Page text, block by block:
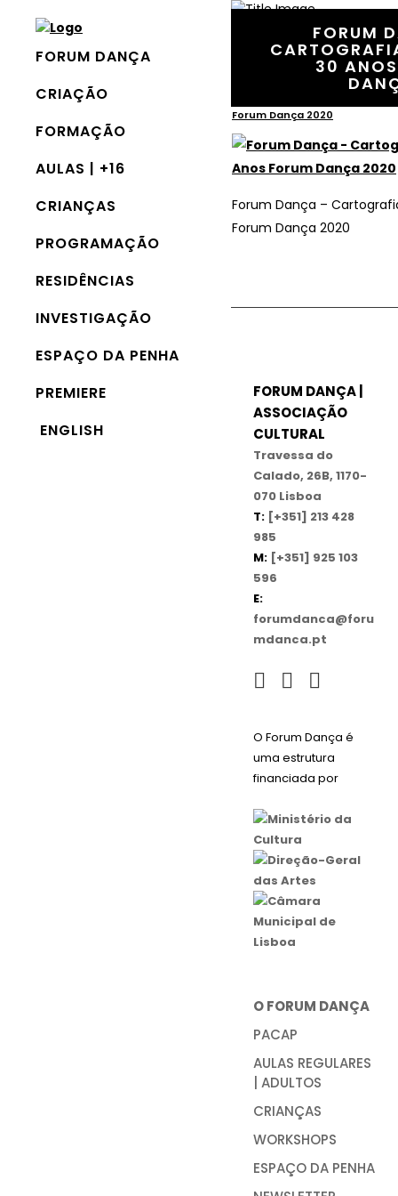
FORUM DANÇA
CRIAÇÃO
FORMAÇÃO
AULAS | +16
CRIANÇAS
PROGRAMAÇÃO
RESIDÊNCIAS
INVESTIGAÇÃO
ESPAÇO DA PENHA
PREMIERE
ENGLISH
FORUM
30
20 Novembro, 2020 In
Forum Dança 2020
Forum Dança –
Forum Dança 2020
FORUM DANÇA |
ASSOCIAÇÃO
CULTURAL
Travessa do
Calado, 26B, 1170-
070 Lisboa
T: [+351] 213 428
985
M: [+351] 925 103
596
E:
forumdanca@foru
mdanca.pt
O Forum Dança é
uma estrutura
financiada por
O FORUM DANÇA
PACAP
AULAS REGULARES
| ADULTOS
CRIANÇAS
WORKSHOPS
ESPAÇO DA PENHA